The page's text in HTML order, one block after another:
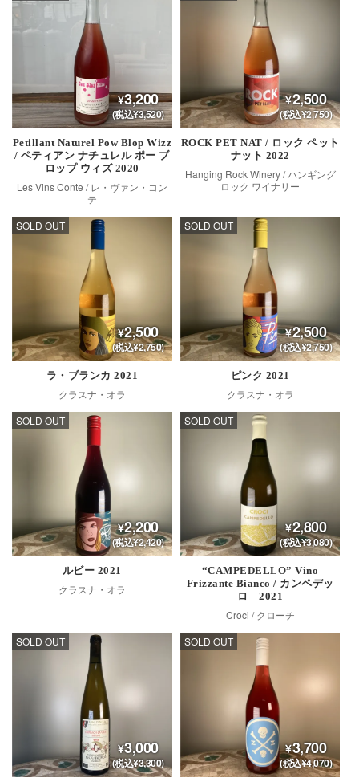
3,200
(税込¥3,520)
Petillant Naturel Pow Blop Wizz
/ ペティアン ナチュレル ポー ブ
ロップ ウィズ 2020
Les Vins Conte / レ・ヴァン・コン
テ
2,500
(税込¥2,750)
ROCK PET NAT / ロック ペット
ナット 2022
Hanging Rock Winery / ハンギング
ロック ワイナリー
2,500
(税込¥2,750)
SOLD OUT
ラ・ブランカ 2021
クラスナ・オラ
2,500
(税込¥2,750)
SOLD OUT
ピンク 2021
クラスナ・オラ
2,200
(税込¥2,420)
SOLD OUT
ルビー 2021
クラスナ・オラ
2,800
(税込¥3,080)
SOLD OUT
“CAMPEDELLO” Vino
Frizzante Bianco / カンペデッ
ロ 2021
Croci / クローチ
3,000
(税込¥3,300)
SOLD OUT
3,700
(税込¥4,070)
SOLD OUT